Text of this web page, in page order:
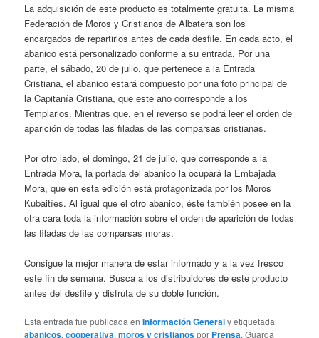
La adquisición de este producto es totalmente gratuita. La misma
Federación de Moros y Cristianos de Albatera son los
encargados de repartirlos antes de cada desfile. En cada acto, el
abanico está personalizado conforme a su entrada. Por una
parte, el sábado, 20 de julio, que pertenece a la Entrada
Cristiana, el abanico estará compuesto por una foto principal de
la Capitanía Cristiana, que este año corresponde a los
Templarios. Mientras que, en el reverso se podrá leer el orden de
aparición de todas las filadas de las comparsas cristianas.
Por otro lado, el domingo, 21 de julio, que corresponde a la
Entrada Mora, la portada del abanico la ocupará la Embajada
Mora, que en esta edición está protagonizada por los Moros
Kubaitíes. Al igual que el otro abanico, éste también posee en la
otra cara toda la información sobre el orden de aparición de todas
las filadas de las comparsas moras.
Consigue la mejor manera de estar informado y a la vez fresco
este fin de semana. Busca a los distribuidores de este producto
antes del desfile y disfruta de su doble función.
Esta entrada fue publicada enInformación Generaly etiquetada
abanicos,cooperativa,moros y cristianospor Prensa. Guarda